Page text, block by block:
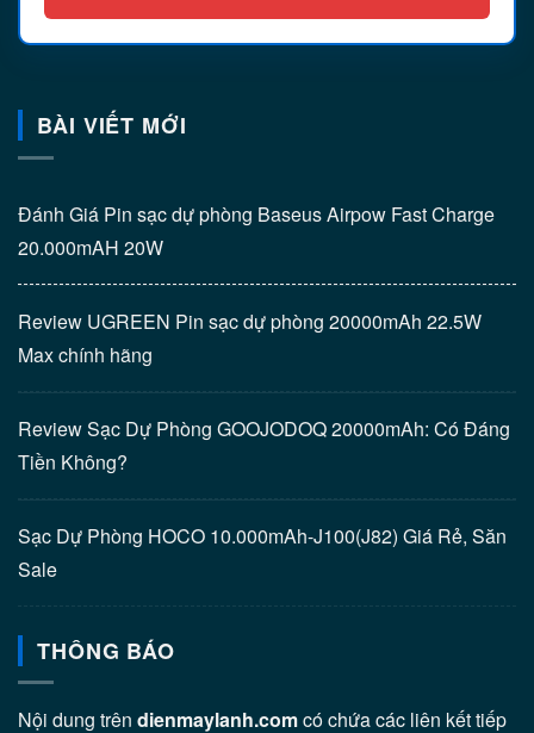
BÀI VIẾT MỚI
Đánh Giá Pin sạc dự phòng Baseus Airpow Fast Charge
20.000mAH 20W
Review UGREEN Pin sạc dự phòng 20000mAh 22.5W
Max chính hãng
Review Sạc Dự Phòng GOOJODOQ 20000mAh: Có Đáng
Tiền Không?
Sạc Dự Phòng HOCO 10.000mAh-J100(J82) Giá Rẻ, Săn
Sale
THÔNG BÁO
Nội dung trên dienmaylanh.comcó chứa các liên kết tiếp